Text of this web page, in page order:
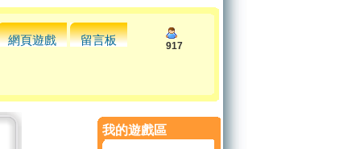
網頁遊戲 留言板 917
我的遊戲區